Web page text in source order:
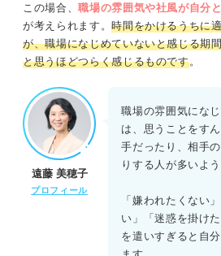
この場合、職場の雰囲気や社風が自分
が考えられます。時間をかけるうちに
が、職場になじめていないと感じる期
と思うほどつらく感じるものです。
遠藤 美穂子
プロフィール
職場の雰囲気にな
は、思うことをす
手だったり、相手
りする人が多いよう
「嫌われたくない
い」「迷惑を掛け
を遣いすぎると自